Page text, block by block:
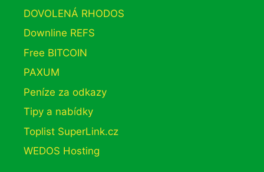
DOVOLENÁ RHODOS
Downline REFS
Free BITCOIN
PAXUM
Peníze za odkazy
Tipy a nabídky
Toplist SuperLink.cz
WEDOS Hosting